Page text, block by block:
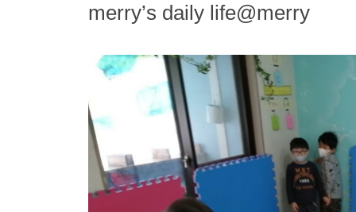
merry’s daily life@merry